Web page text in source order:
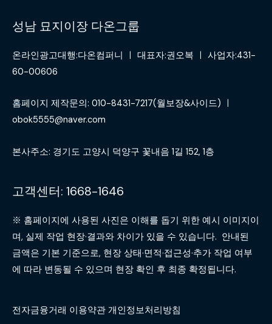
성남 묘지이장 다온그룹
온라인광고대행:다온컴퍼니 ㅣ 대표자:권오복 ㅣ 사업자:431-
60-00606
홈페이지 제작문의: 010-8431-7217(월보장&사이드) ㅣ
obok5555@naver.com
본사주소: 경기도 고양시 덕양구 꽃내음 1길 152, 1층
고객센터: 1668-1646
※ 홈페이지에 사용된 사진은 이해를 돕기 위한 예시 이미지이
며, 실제 작업 현장·결과와 차이가 있을 수 있습니다. 안내된
금액은 기본 기준으로, 현장 상태·면적·접근성·추가 작업 여부
에 따라 변동될 수 있으며 현장 확인 후 최종 확정됩니다.
전자금융거래 이용약관 개인정보처리방침